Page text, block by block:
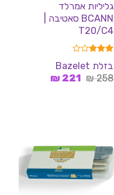
גליליות אמרלד
BCANN סאטיבה |
T20/C4
דורג
3.00
מתוך 5
בזלת Bazelet
258
₪ המחיר
221
₪המחיר